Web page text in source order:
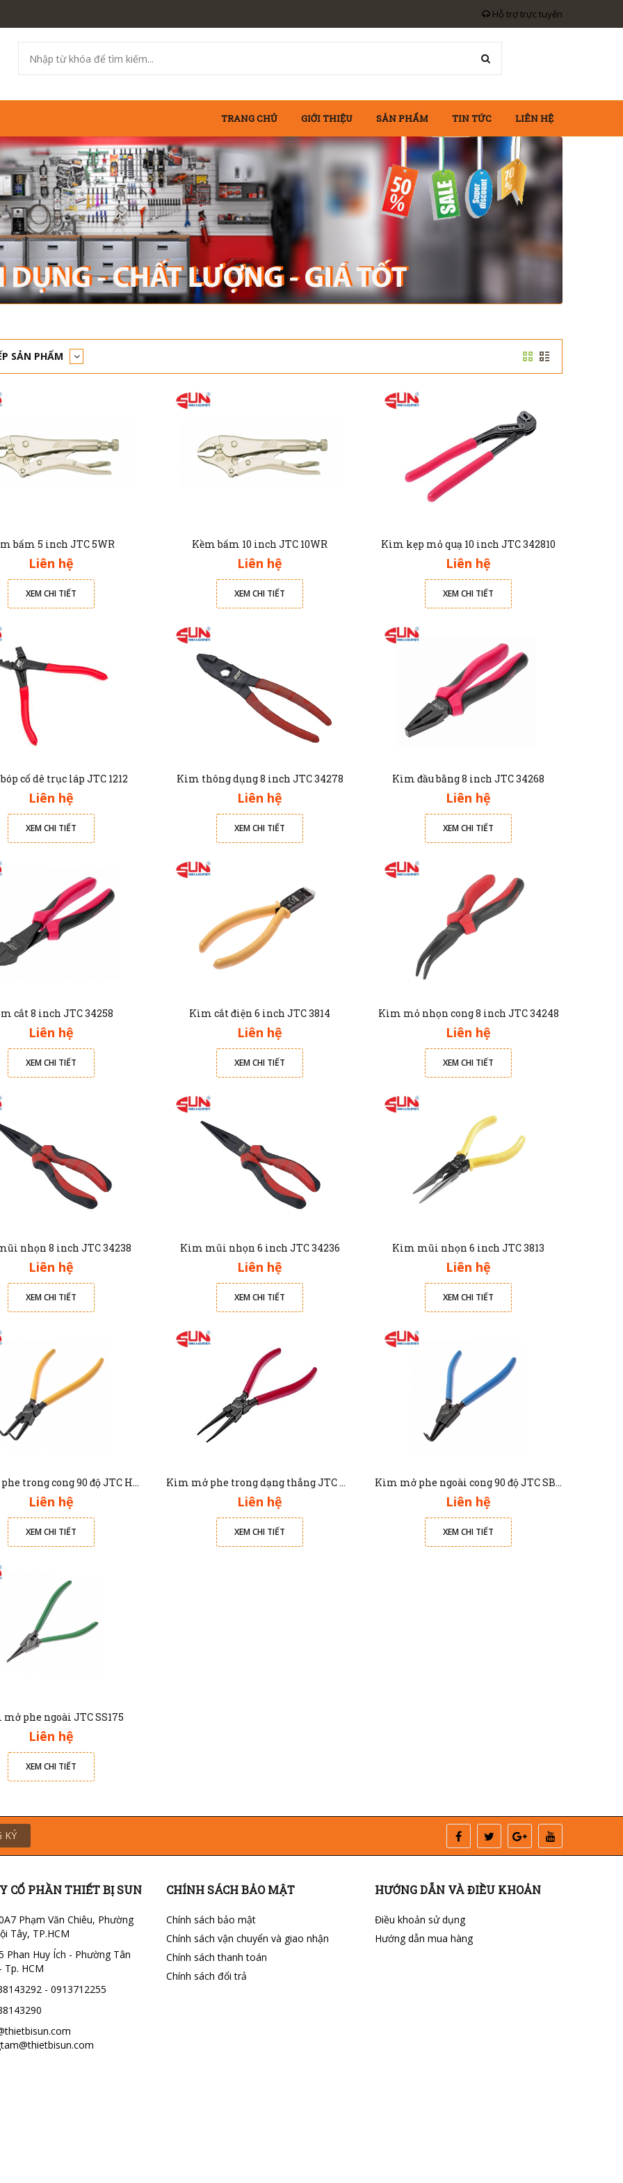
Hỗ trợ trực tuyến
TRANG CHỦ GIỚI THIỆU SẢN PHẨM TIN TỨC LIÊN HỆ
SẢN PHẨM
bấm 5 inch JTC 5WR
Liên hệ
XEM CHI TIẾT
Kềm bấm 10 inch JTC 10WR
Liên hệ
XEM CHI TIẾT
Kìm kẹp mỏ quạ 10 inch JTC 342810
Liên hệ
XEM CHI TIẾT
cổ dê trục láp JTC 1212
Liên hệ
XEM CHI TIẾT
Kìm thông dụng 8 inch JTC 34278
Liên hệ
XEM CHI TIẾT
Kìm đầu bằng 8 inch JTC 34268
Liên hệ
XEM CHI TIẾT
cắt 8 inch JTC 34258
Liên hệ
XEM CHI TIẾT
Kìm cắt điện 6 inch JTC 3814
Liên hệ
XEM CHI TIẾT
Kìm mỏ nhọn cong 8 inch JTC 34248
Liên hệ
XEM CHI TIẾT
nhọn 8 inch JTC 34238
Liên hệ
XEM CHI TIẾT
Kìm mũi nhọn 6 inch JTC 34236
Liên hệ
XEM CHI TIẾT
Kìm mũi nhọn 6 inch JTC 3813
Liên hệ
XEM CHI TIẾT
Kìm mở phe trong cong 90 độ JTC HB175
Liên hệ
XEM CHI TIẾT
Kìm mở phe trong dạng thẳng JTC HS175
Liên hệ
XEM CHI TIẾT
Kìm mở phe ngoài cong 90 độ JTC SB175
Liên hệ
XEM CHI TIẾT
phe ngoài JTC SS175
Liên hệ
XEM CHI TIẾT
KÝ
CỔ PHẦN THIẾT BỊ SUN
Phạm Văn Chiêu, Phường
Tây, TP.HCM
Phan Huy Ích - Phường Tân
Tp. HCM
- 0913712255
CHÍNH SÁCH BẢO MẬT
Chính sách bảo mật
Chính sách vận chuyển và giao nhận
Chính sách thanh toán
Chính sách đổi trả
HƯỚNG DẪN VÀ ĐIỀU KHOẢN
Điều khoản sử dụng
Hướng dẫn mua hàng